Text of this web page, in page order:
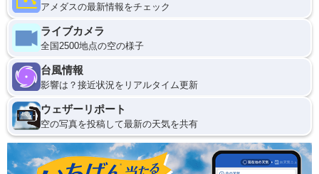
アメダスの最新情報をチェック
ライブカメラ
全国2500地点の空の様子
台風情報
影響は？接近状況をリアルタイム更新
ウェザーリポート
空の写真を投稿して最新の天気を共有